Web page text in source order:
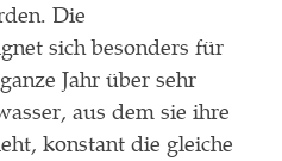
Die
sich besonders für
Jahr über sehr
aus dem sie ihre
konstant die gleiche